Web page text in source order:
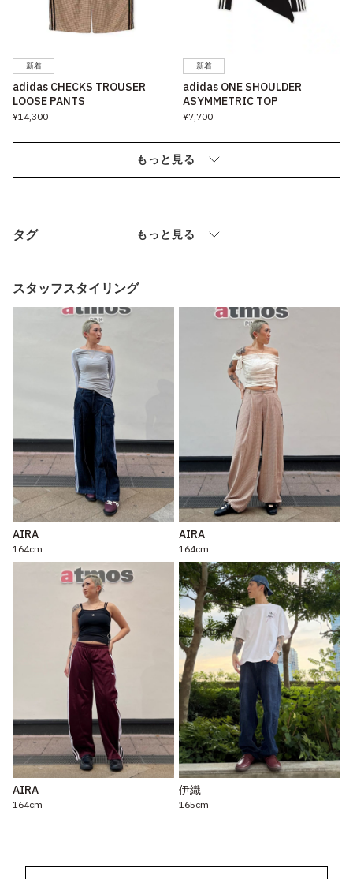
新着
adidas CHECKS TROUSER
LOOSE PANTS
¥14,300
新着
adidas ONE SHOULDER
ASYMMETRIC TOP
¥7,700
もっと見る
タグ もっと見る
スタッフスタイリング
AIRA
164cm
AIRA
164cm
AIRA
164cm
伊織
165cm